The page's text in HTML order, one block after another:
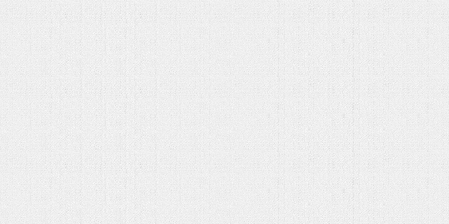
شماره دوم ماهنامه الکترونیکی